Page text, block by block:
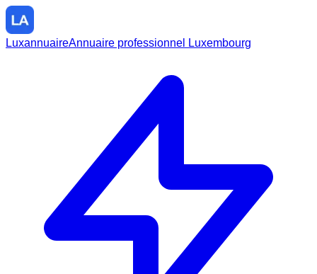
LuxannuaireAnnuaire professionnel Luxembourg